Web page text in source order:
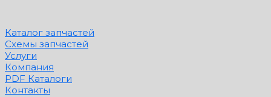
Каталог запчастей
Схемы запчастей
Услуги
Компания
PDF Каталоги
Контакты